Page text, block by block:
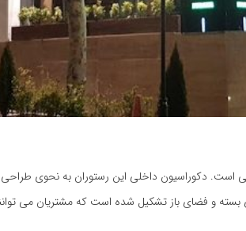
است. دکوراسیون داخلی این رستوران به نحوی
و فضای باز تشکیل شده است که مشتریان می